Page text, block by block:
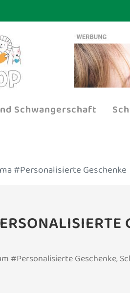
Schwangerschaft
#Personalisierte Geschenke
#Personalisierte Geschenke,